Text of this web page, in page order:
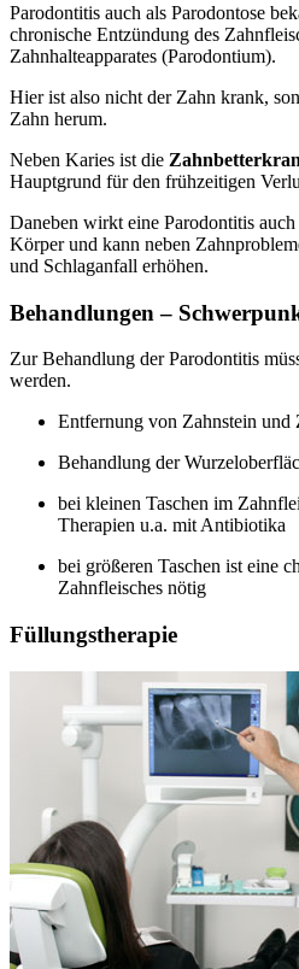
Parodontitis auch als Parodontose
chronische Entzündung des
Zahnhalteapparates (Parodontium).
Hier ist also nicht der Zahn krank,
Zahn herum.
Neben Karies ist die
Hauptgrund für den frühzeitigen
Daneben wirkt eine Parodontitis
Körper und kann neben
und Schlaganfall erhöhen.
Behandlungen –
Zur Behandlung der Parodontitis
werden.
Entfernung von Zahnstein und
Behandlung der
bei kleinen Taschen im
Therapien u.a. mit Antibiotika
bei größeren Taschen ist eine
Zahnfleisches nötig
Füllungstherapie